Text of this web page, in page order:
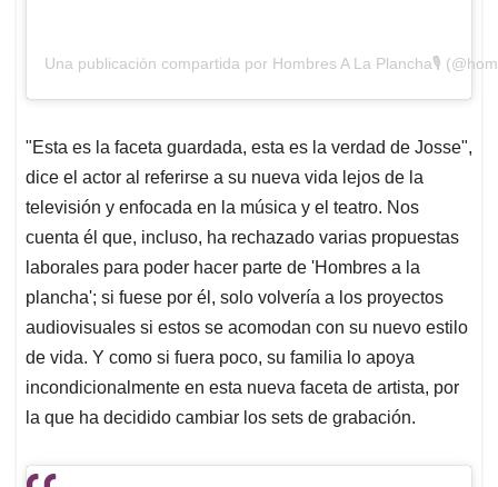
Una publicación compartida por Hombres A La Plancha🎙
"Esta es la faceta guardada, esta es la verdad de Josse",
dice el actor al referirse a su nueva vida lejos de la
televisión y enfocada en la música y el teatro. Nos
cuenta él que, incluso, ha rechazado varias propuestas
laborales para poder hacer parte de 'Hombres a la
plancha'; si fuese por él, solo volvería a los proyectos
audiovisuales si estos se acomodan con su nuevo estilo
de vida. Y como si fuera poco, su familia lo apoya
incondicionalmente en esta nueva faceta de artista, por
la que ha decidido cambiar los sets de grabación.